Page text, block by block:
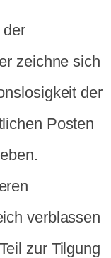
der
zeichne sich
der
Posten
verblassen
zur Tilgung